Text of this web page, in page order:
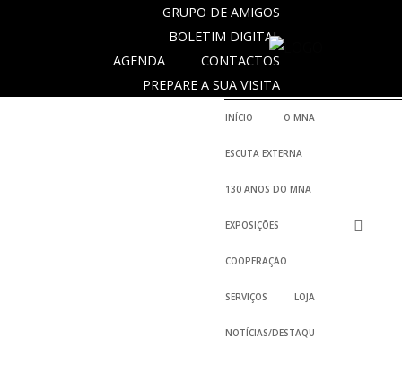
O
GRUPO DE AMIGOS
BOLETIM DIGITAL
CONTACTOS
AGENDA
PREPARE A SUA VISITA
INÍCIO O MNA
ESCUTA EXTERNA
130 ANOS DO MNA
EXPOSIÇÕES
COOPERAÇÃO
SERVIÇOS LOJA
NOTÍCIAS/DESTAQUES